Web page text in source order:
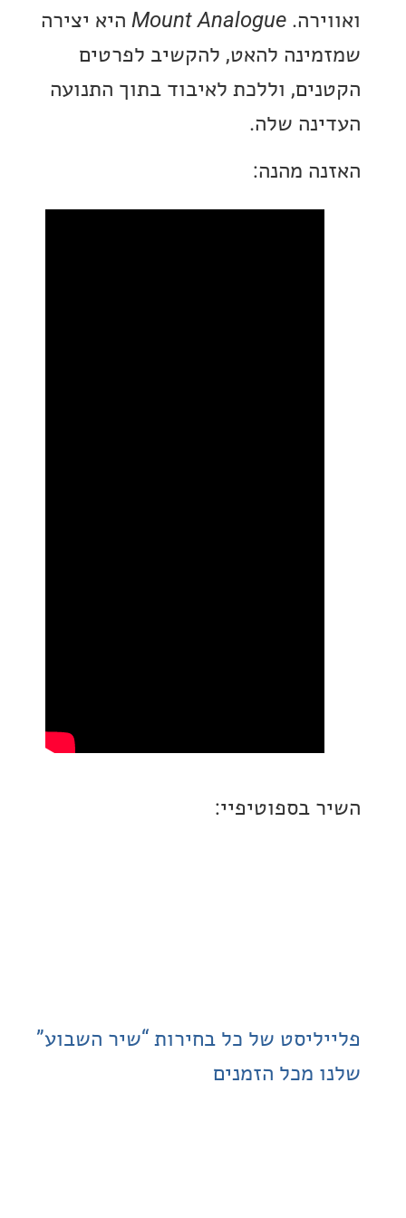
Mount Analogueהיא יצירה
להאט, להקשיב לפרטים
וללכת לאיבוד בתוך התנועה
שלה.
מהנה:
בספוטיפיי:
של כל בחירות “שיר השבוע”
מכל הזמנים